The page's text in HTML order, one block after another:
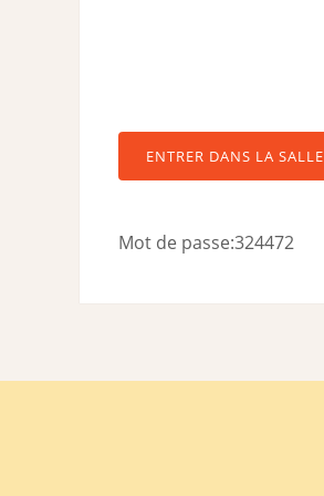
ENTRER DANS LA SALLE
Mot de passe:324472